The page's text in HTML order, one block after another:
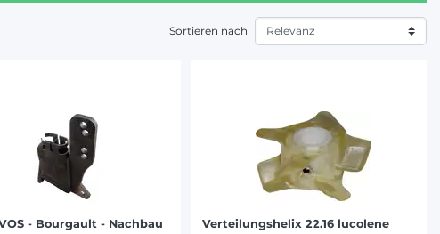
Sortieren nach
- Bourgault - Nachbau
Verteilungshelix 22.16 lucolene